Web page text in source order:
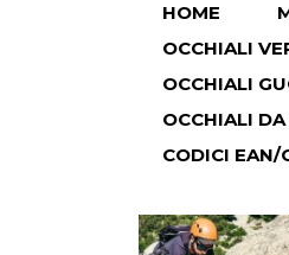
HOME
OCCHIALI
OCCHIALI
OCCHIALI
CODICI EAN/